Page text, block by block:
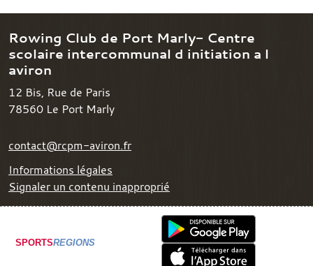
Rowing Club de Port Marly- Centre
scolaire intercommunal d initiation a l
aviron
12 Bis, Rue de Paris
78560 Le Port Marly
contact@rcpm-aviron.fr
Informations légales
Signaler un contenu inapproprié
SPORTSREGIONS